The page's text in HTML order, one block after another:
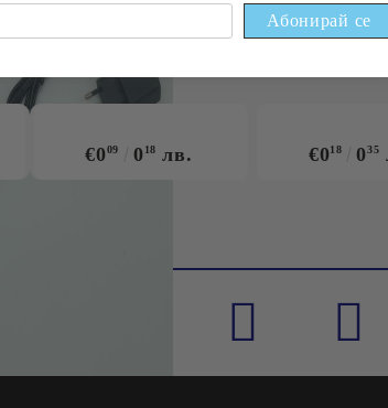
НАЙ-ПРОДАВАНИ
€009 018 лв. €018 035